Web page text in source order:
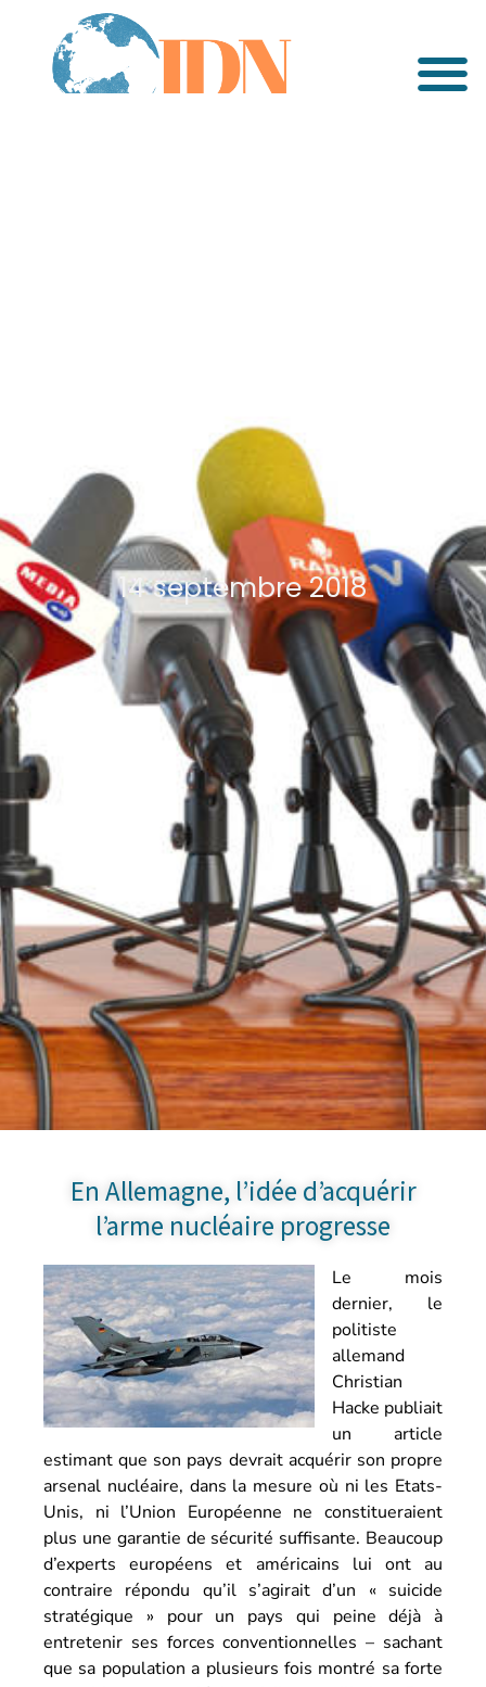
14 septembre 2018
En Allemagne, l’idée d’acquérir
l’arme nucléaire progresse
Le mois
dernier, le
politiste
allemand
Christian
Hacke publiait
un article
estimant que son pays devrait acquérir son propre
arsenal nucléaire, dans la mesure où ni les Etats-
Unis, ni l’Union Européenne ne constitueraient
plus une garantie de sécurité suffisante. Beaucoup
d’experts européens et américains lui ont au
contraire répondu qu’il s’agirait d’un « suicide
stratégique » pour un pays qui peine déjà à
entretenir ses forces conventionnelles – sachant
que sa population a plusieurs fois montré sa forte